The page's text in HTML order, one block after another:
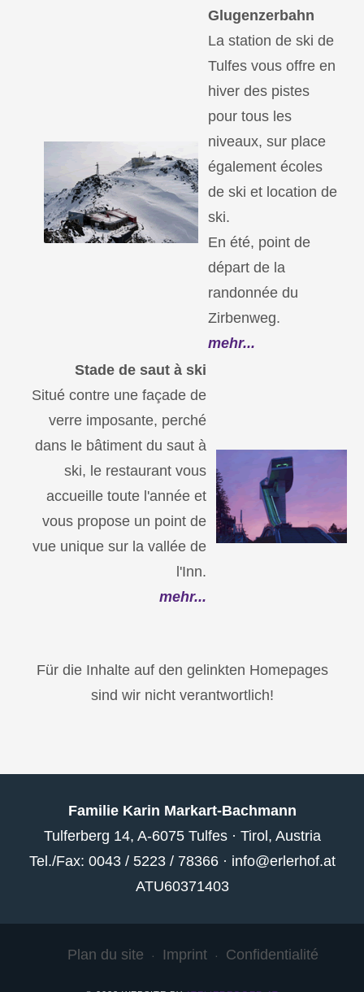
Glugenzerbahn
La station de ski de
Tulfes vous offre en
hiver des pistes
pour tous les
niveaux, sur place
également écoles
de ski et location de
ski.
En été, point de
départ de la
randonnée du
Zirbenweg.
mehr...
Stade de saut à ski
Situé contre une façade de
verre imposante, perché
dans le bâtiment du saut à
ski, le restaurant vous
accueille toute l'année et
vous propose un point de
vue unique sur la vallée de
l'Inn.
mehr...
Für die Inhalte auf den gelinkten Homepages
sind wir nicht verantwortlich!
Familie Karin Markart-Bachmann
Tulferberg 14, A-6075 Tulfes · Tirol, Austria
Tel./Fax: 0043 / 5223 / 78366 · info@erlerhof.at
ATU60371403
Plan du site Imprint Confidentialité